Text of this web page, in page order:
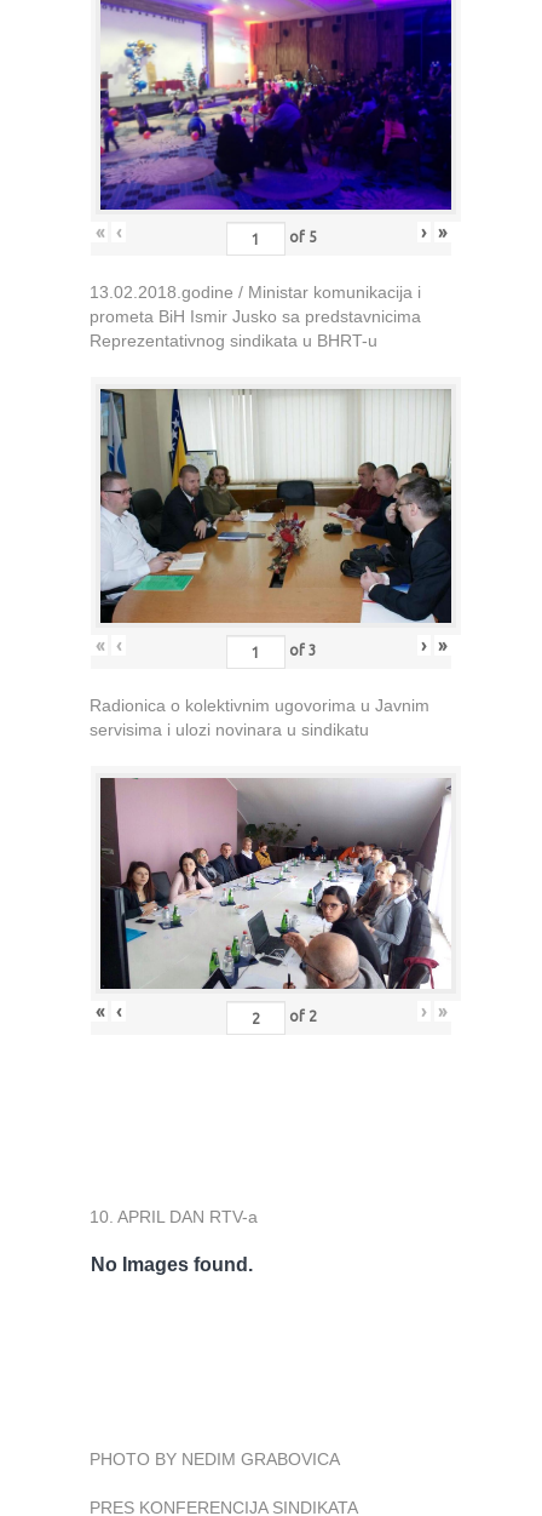
« ‹ of 5 › »
13.02.2018.godine / Ministar komunikacija i
prometa BiH Ismir Jusko sa predstavnicima
Reprezentativnog sindikata u BHRT-u
« ‹ of 3 › »
Radionica o kolektivnim ugovorima u Javnim
servisima i ulozi novinara u sindikatu
« ‹ of 2 › »
10. APRIL DAN RTV-a
No Images found.
PHOTO BY NEDIM GRABOVICA
PRES KONFERENCIJA SINDIKATA